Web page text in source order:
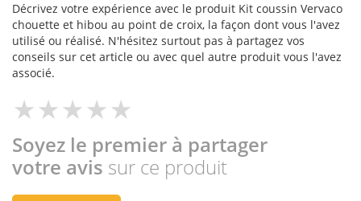
Décrivez votre expérience avec le produit Kit coussin Vervaco
chouette et hibou au point de croix, la façon dont vous l'avez
utilisé ou réalisé. N'hésitez surtout pas à partagez vos
conseils sur cet article ou avec quel autre produit vous l'avez
associé.
Soyez le premier à partager
votre avis sur ce produit